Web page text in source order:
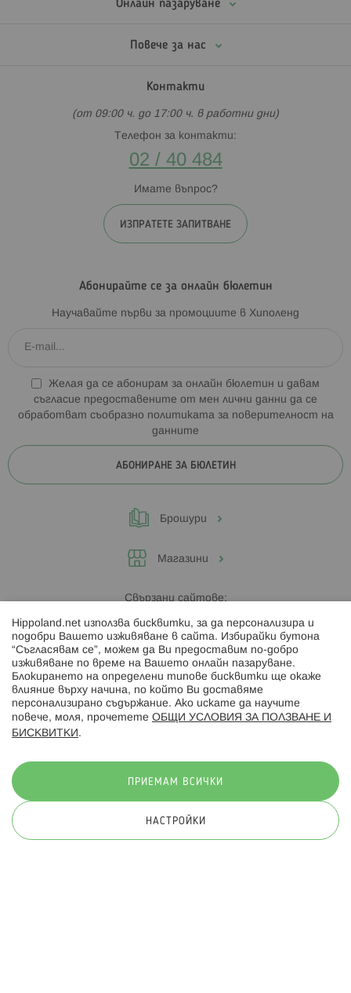
Онлайн пазаруване
Повече за нас
Контакти
(от 09:00 ч. до 17:00 ч. в работни дни)
Телефон за контакти:
02 / 40 484
Имате въпрос?
ИЗПРАТЕТЕ ЗАПИТВАНЕ
Абонирайте се за онлайн бюлетин
Научавайте първи за промоциите в Хиполенд
Желая да се абонирам за онлайн бюлетин и давам
съгласие предоставените от мен лични данни да се
обработват съобразно политиката за поверителност на
данните
АБОНИРАНЕ ЗА БЮЛЕТИН
Брошури
Магазини
Свързани сайтове:
Hippoland.ro
Последвайте ни:
© 2026 Hippoland.net. Всички права запазени
Hippoland.net използва бисквитки, за да персонализира и
подобри Вашето изживяване в сайта. Избирайки бутона
“Съгласявам се”, можем да Ви предоставим по-добро
изживяване по време на Вашето онлайн пазаруване.
Блокирането на определени типове бисквитки ще окаже
влияние върху начина, по който Ви доставяме
персонализирано съдържание. Ако искате да научите
повече, моля, прочетете ОБЩИ УСЛОВИЯ ЗА ПОЛЗВАНЕ И
БИСКВИТКИ .
ПРИЕМАМ ВСИЧКИ
НАСТРОЙКИ